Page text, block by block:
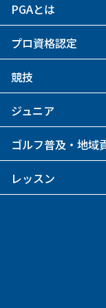
PGAとは
プロ資格認定
競技
ジュニア
ゴルフ普及・地域
レッスン